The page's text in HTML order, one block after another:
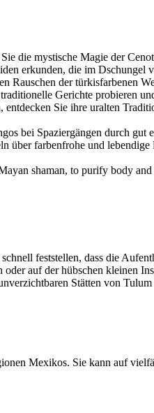
die mystische Magie der
erkunden, die im Dschungel
Rauschen der türkisfarbenen
Gerichte probieren
Sie ihre uralten
bei Spaziergängen durch gut
über farbenfrohe und
shaman, to purify body
feststellen, dass die
auf der hübschen kleinen
Stätten von
Mexikos. Sie kann auf